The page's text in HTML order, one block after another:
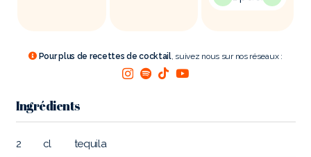
Pour plus de recettes de cocktail, suivez nous sur nos réseaux :
Ingrédients
2 cl tequila